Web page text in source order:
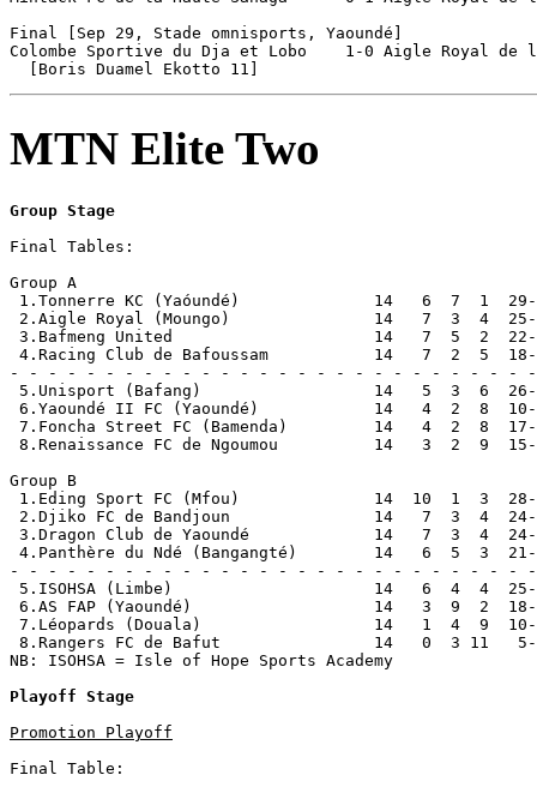
Final [Sep 29, Stade omnisports, Yaoundé]
Colombe Sportive du Dja et Lobo    1-0 Aigle
MTN Elite Two
Group Stage
Final Tables:
Group A
1.Tonnerre KC (Yaóundé)
2.Aigle Royal (Moungo)
3.Bafmeng United                     14   7
4.Racing Club de Bafoussam
- - - - - - - - - - - - - - - - - - - - - - - - - - -
5.Unisport (Bafang)
6.Yaoundé II FC (Yaoundé)            14
7.Foncha Street FC (Bamenda)
8.Renaissance FC de Ngoumou
Group B
1.Eding Sport FC (Mfou)              14
2.Djiko FC de Bandjoun               14
3.Dragon Club de Yaoundé             14
4.Panthère du Ndé (Bangangté)
- - - - - - - - - - - - - - - - - - - - - - - - - - -
5.ISOHSA (Limbe)                     14
6.AS FAP (Yaoundé)
7.Léopards (Douala)
8.Rangers FC de Bafut
NB: ISOHSA = Isle of Hope Sports Academy
Playoff Stage
Promotion Playoff
Final Table: